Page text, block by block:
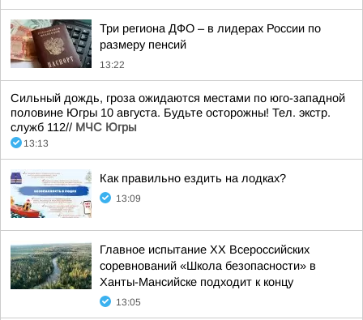
Три региона ДФО – в лидерах России по
размеру пенсий
13:22
Сильный дождь, гроза ожидаются местами по юго-западной
половине Югры 10 августа. Будьте осторожны! Тел. экстр.
служб 112// МЧС Югры
13:13
Как правильно ездить на лодках?
13:09
Главное испытание XX Всероссийских
соревнований «Школа безопасности» в
Ханты-Мансийске подходит к концу
13:05